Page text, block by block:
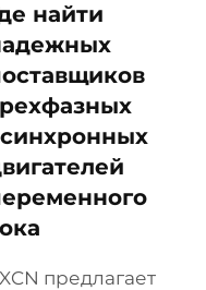
найти
предлагает